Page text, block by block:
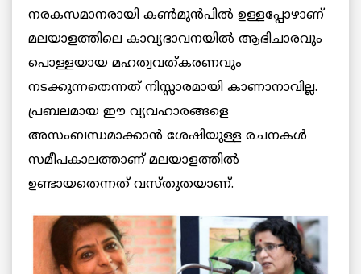
നരകസമാനരായി കൺമുൻപിൽ ഉള്ളപ്പോഴാണ്
മലയാളത്തിലെ കാവ്യഭാവനയിൽ ആഭിചാരവും
പൊള്ളയായ മഹത്വവത്കരണവും
നടക്കുന്നതെന്നത് നിസ്സാരമായി കാണാനാവില്ല.
പ്രബലമായ ഈ വ്യവഹാരങ്ങളെ
അസംബന്ധമാക്കാൻ ശേഷിയുള്ള രചനകൾ
സമീപകാലത്താണ് മലയാളത്തിൽ
ഉണ്ടായതെന്നത് വസ്തുതയാണ്.